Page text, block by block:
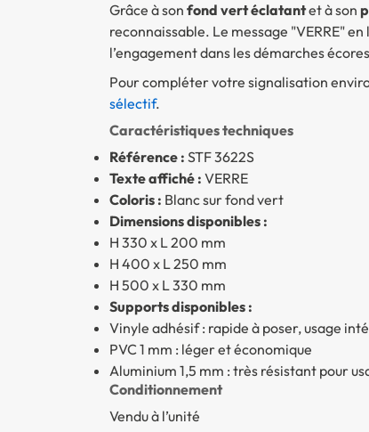
Grâce à son fond vert éclatantet à son
reconnaissable. Le message "VERRE"
l’engagement dans les démarches
Pour compléter votre signalisation
sélectif.
Caractéristiques techniques
Référence : STF 3622S
Texte affiché : VERRE
Coloris : Blanc sur fond vert
Dimensions disponibles :
H 330 x L 200 mm
H 400 x L 250 mm
H 500 x L 330 mm
Supports disponibles :
Vinyle adhésif : rapide à poser, usage
PVC 1 mm : léger et économique
Aluminium 1,5 mm : très résistant pour
Conditionnement
Vendu à l’unité